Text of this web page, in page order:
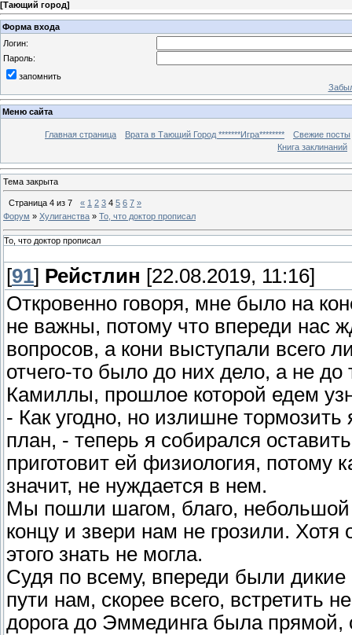
[Тающий город]
Форма входа
Логин:
Пароль:
запомнить
Меню сайта
Главная страница Врата в Тающий Город *******Игра********
Свежие посты
Книга заклинаний
Тема закрыта
Страница 4 из 7 « 1 2 3 4 5 6 7 »
Форум » Хулиганства » То, что доктор прописал
То, что доктор прописал
[91] Рейстлин [22.08.2019, 11:16]
Откровенно говоря, мне было на
не важны, потому что впереди нас
вопросов, а кони выступали всего
отчего-то было до них дело, а не
Камиллы, прошлое которой едем
- Как угодно, но излишне
план, - теперь я собирался
приготовит ей физиология, потому
значит, не нуждается в нем.
Мы пошли шагом, благо, небольшой
концу и звери нам не грозили.
этого знать не могла.
Судя по всему, впереди были дикие
пути нам, скорее всего, встретить
дорога до Эммединга была прямой,